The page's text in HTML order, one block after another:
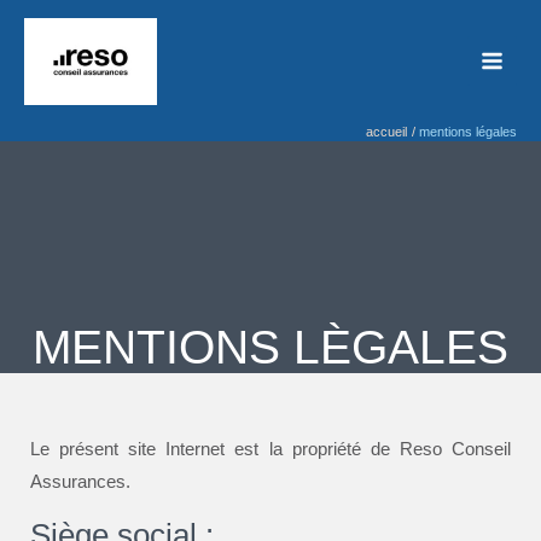
Aller
contenu
accueil mentions légales
MENTIONS LÈGALES
Le présent site Internet est la propriété de Reso Conseil
Assurances.